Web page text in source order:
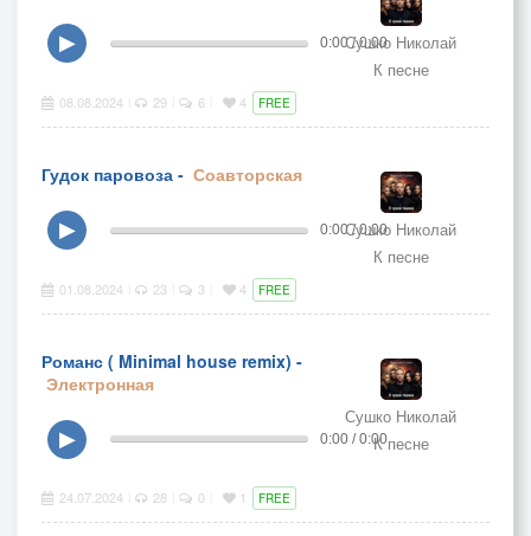
Сушко Николай
К песне
▶ 0:00 / 0:00
08.08.2024 29 6 4 FREE
Гудок паровоза - Соавторская
Сушко Николай
К песне
▶ 0:00 / 0:00
01.08.2024 23 3 4 FREE
Романс ( Minimal house remix) -
Электронная
Сушко Николай
К песне
▶ 0:00 / 0:00
24.07.2024 28 0 1 FREE